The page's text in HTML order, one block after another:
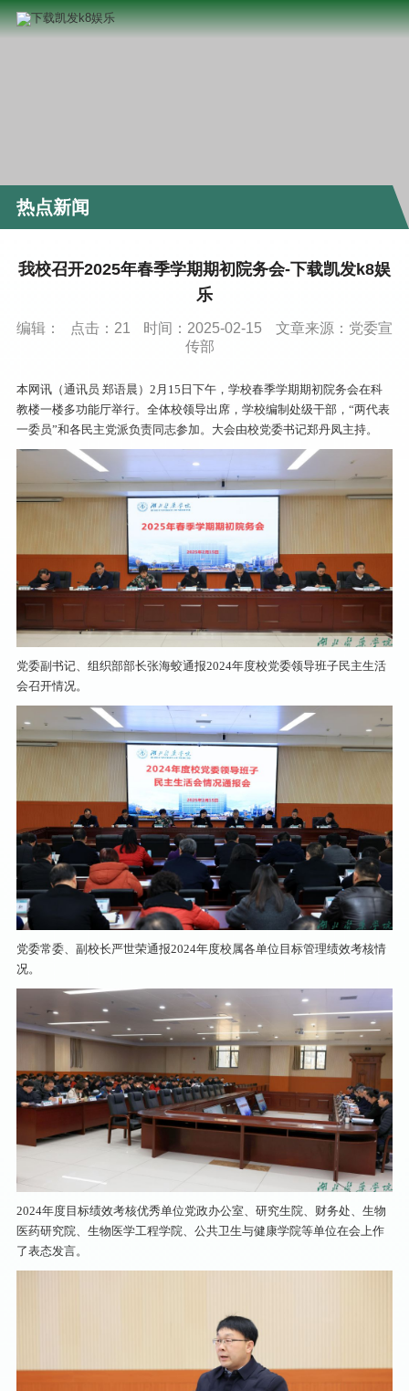
热点新闻
我校召开2025年春季学期期初院务会-下载凯发k8娱
乐
编辑： 点击： 21 时间：2025-02-15
文章来源：党委宣
传部
本网讯（通讯员 郑语晨）2月15日下午，学校春季学期期初院务会在科
教楼一楼多功能厅举行。全体校领导出席，学校编制处级干部，“两代表
一委员”和各民主党派负责同志参加。大会由校党委书记郑丹凤主持。
党委副书记、组织部部长张海蛟通报2024年度校党委领导班子民主生活
会召开情况。
党委常委、副校长严世荣通报2024年度校属各单位目标管理绩效考核情
况。
2024年度目标绩效考核优秀单位党政办公室、研究生院、财务处、生物
医药研究院、生物医学工程学院、公共卫生与健康学院等单位在会上作
了表态发言。